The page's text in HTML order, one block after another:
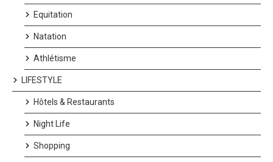
Equitation
Natation
Athlétisme
LIFESTYLE
Hôtels & Restaurants
Night Life
Shopping